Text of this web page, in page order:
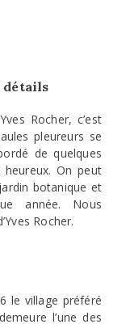
détails
Rocher, c’est
pleureurs se
de quelques
On peut
botanique et
année. Nous
Rocher.
le village préféré
l’une des